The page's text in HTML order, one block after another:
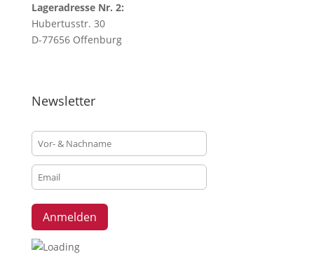
d
i
s
c
a
l
l
y
c
r
a
Lageradresse Nr. 2:
Hubertusstr. 30
D-77656 Offenburg
Newsletter